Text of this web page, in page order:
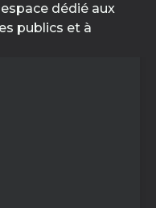
dédié aux
publics et à